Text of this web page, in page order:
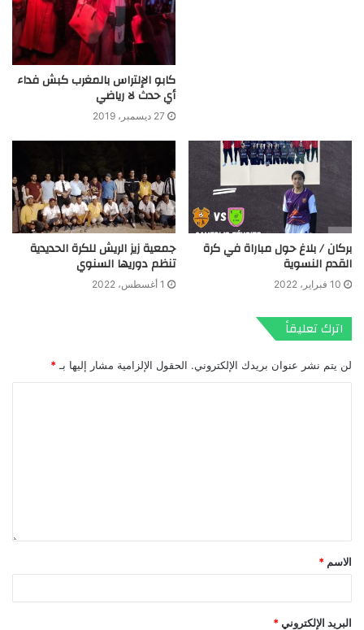
كابو الإلتراس بالمغرب كبش فداء
أي حدث لا رياضي
27 ديسمبر، 2019
بركان / بلاغ حول مباراة في كرة
القدم النسوية
10 فبراير، 2022
جمعية زيز الريش للكرة الحديدية
تنظم دوريها السنوي
1 أغسطس، 2022
اترك تعليقاً
لن يتم نشر عنوان بريدك الإلكتروني. الحقول الإلزامية مشار إليها بـ *
الاسم *
البريد الإلكتروني *